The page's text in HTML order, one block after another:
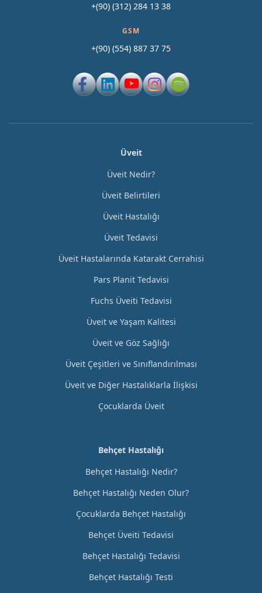
+(90) (312) 284 13 38
GSM
+(90) (554) 887 37 75
Üveit
Üveit Nedir?
Üveit Belirtileri
Üveit Hastalığı
Üveit Tedavisi
Üveit Hastalarında Katarakt Cerrahisi
Pars Planit Tedavisi
Fuchs Üveiti Tedavisi
Üveit ve Yaşam Kalitesi
Üveit ve Göz Sağlığı
Üveit Çeşitleri ve Sınıflandırılması
Üveit ve Diğer Hastalıklarla İlişkisi
Çocuklarda Üveit
Behçet Hastalığı
Behçet Hastalığı Nedir?
Behçet Hastalığı Neden Olur?
Çocuklarda Behçet Hastalığı
Behçet Üveiti Tedavisi
Behçet Hastalığı Tedavisi
Behçet Hastalığı Testi